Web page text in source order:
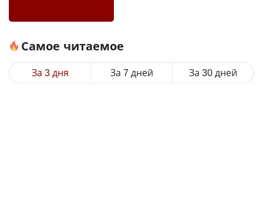
Самое читаемое
За 3 дня За 7 дней За 30 дней